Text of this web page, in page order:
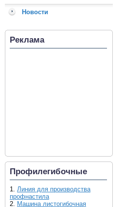
Новости
Реклама
Профилегибочные
1. Линия для производства
профнастила
2. Машина листогибочная